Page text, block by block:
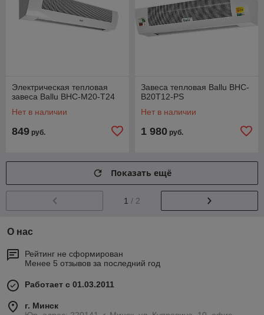
Электрическая тепловая
завеса Ballu BHC-М20-T24
Нет в наличии
849 руб.
Завеса тепловая Ballu BHC-
B20T12-PS
Нет в наличии
1 980 руб.
Показать ещё
1 / 2
О нас
Рейтинг не сформирован
Менее 5 отзывов за последний год
Работает с 01.03.2011
г. Минск